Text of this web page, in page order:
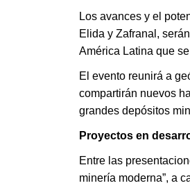
Los avances y el
Elida y Zafranal,
América Latina que
El evento reunirá a
compartirán nuevos
grandes depósitos
Proyectos en
Entre las
minería moderna”, a